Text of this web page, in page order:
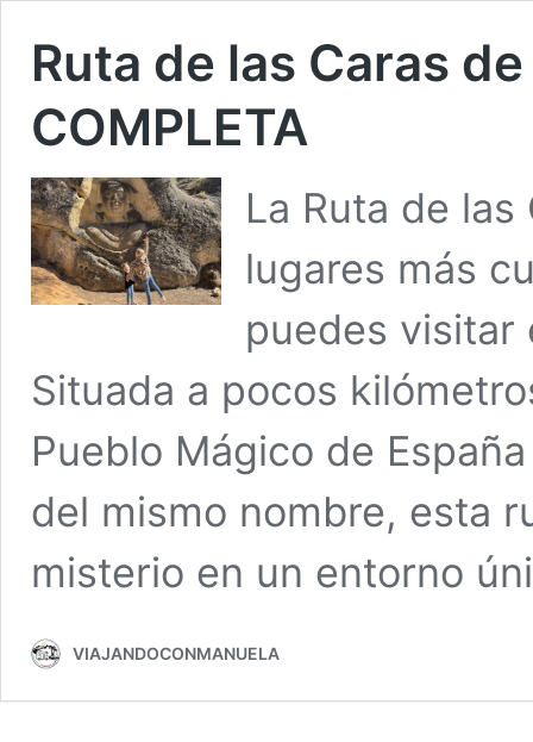
Ruta de las Caras
COMPLETA
La Ruta de
lugares más
puedes visitar
Situada a pocos
Pueblo Mágico de
del mismo nombre, esta
misterio en un entorno
VIAJANDOCONMANUELA